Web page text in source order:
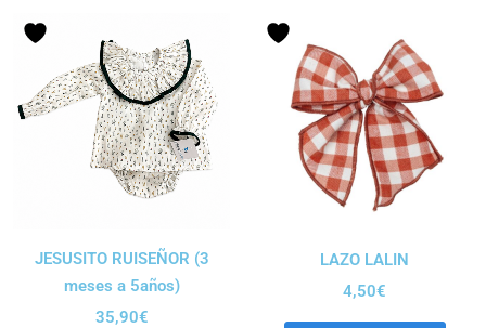
JESUSITO RUISEÑOR (3
meses a 5años)
35,90€
LAZO LALIN
4,50€